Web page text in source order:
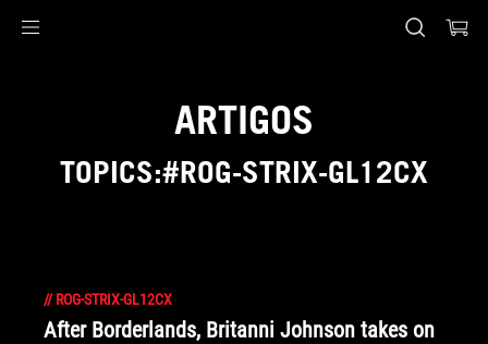
ARTIGOS
TOPICS:#ROG-STRIX-GL12CX
// ROG-STRIX-GL12CX
After Borderlands, Britanni Johnson takes on